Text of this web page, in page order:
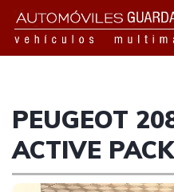
PEUGEOT
ACTIVE PACK